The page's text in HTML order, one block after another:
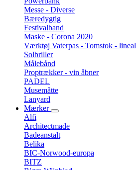
Messe - Diverse
Bæredygtig
Festivalband
Maske - Corona 2020
Værktøj Vaterpas - Tomstok - lineal
Solbriller
Målebånd
Proptrækker - vin åbner
PADEL
Musemåtte
Lanyard
Mærker
Alfi
Architectmade
Badeanstalt
Belika
BIC-Norwood-europa
BITZ